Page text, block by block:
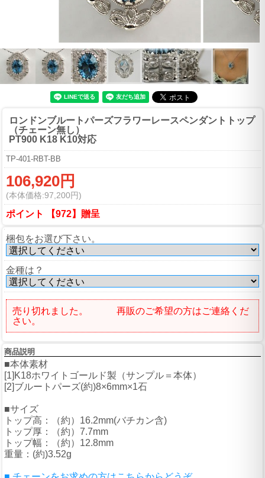
ロンドンブルートパーズフラワーレースペンダントトップ
（チェーン無し）
PT900 K18 K10対応
TP-401-RBT-BB
106,920円
(本体価格:97,200円)
ポイント 【972】贈呈
梱包をお選び下さい。
金種は？
売り切れました。 再販のご希望の方はご連絡くだ
さい。
商品説明
■本体素材
[1]K18ホワイトゴールド製（サンプル＝本体）
[2]ブルートパーズ(約)8×6mm×1石
■サイズ
トップ高：（約）16.2mm(バチカン含)
トップ厚：（約）7.7mm
トップ幅：（約）12.8mm
重量：(約)3.52g